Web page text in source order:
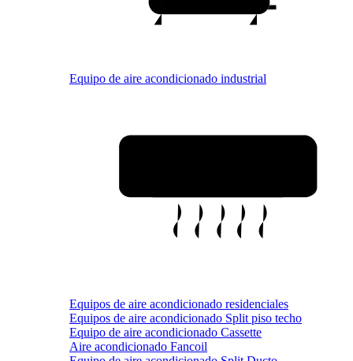
Equipo de aire acondicionado industrial
Equipos de aire acondicionado residenciales
Equipos de aire acondicionado Split piso techo
Equipo de aire acondicionado Cassette
Aire acondicionado Fancoil